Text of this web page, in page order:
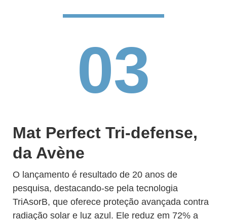
03
Mat Perfect Tri-defense,
da Avène
O lançamento é resultado de 20 anos de
pesquisa, destacando-se pela tecnologia
TriAsorB, que oferece proteção avançada contra
radiação solar e luz azul. Ele reduz em 72% a